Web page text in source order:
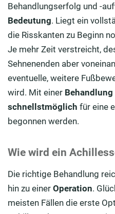
Behandlungserfolg und -
Bedeutung. Liegt ein
die Risskanten zu Beginn
Je mehr Zeit verstreicht,
Sehnenenden aber
eventuelle, weitere
wird. Mit einer Behandlung
schnellstmöglich für eine
begonnen werden.
Wie wird ein
Die richtige Behandlung
hin zu einer Operation.
meisten Fällen die erste